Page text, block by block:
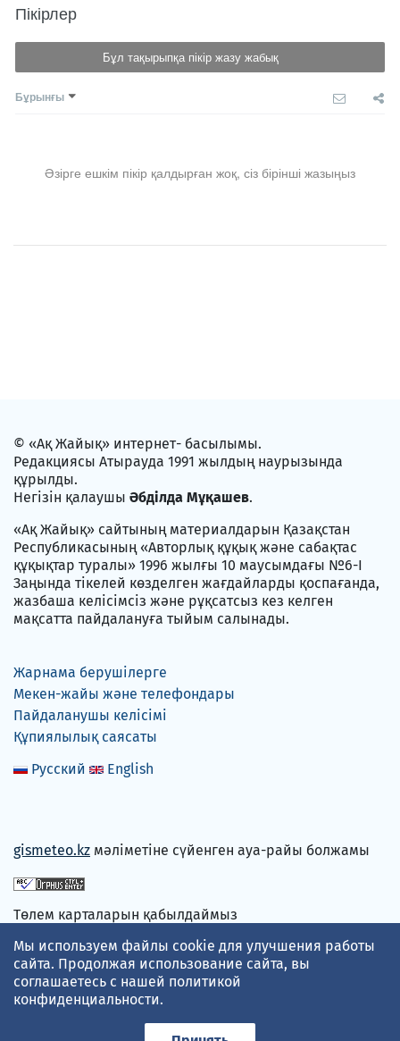
Пікірлер
Бұл тақырыпқа пікір жазу жабық
Бұрынғы
Әзірге ешкім пікір қалдырған жоқ, сіз бірінші жазыңыз
© «Ақ Жайық» интернет- басылымы.
Редакциясы Атырауда 1991 жылдың наурызында
құрылды.
Негізін қалаушы Әбділда Мұқашев.
«Ақ Жайық» сайтының материалдарын Қазақстан
Республикасының «Авторлық құқық және сабақтас
құқықтар туралы» 1996 жылғы 10 маусымдағы №6-I
Заңында тікелей көзделген жағдайларды қоспағанда,
жазбаша келісімсіз және рұқсатсыз кез келген
мақсатта пайдалануға тыйым салынады.
Жарнама берушілерге
Мекен-жайы және телефондары
Пайдаланушы келісімі
Құпиялылық саясаты
Русский
English
gismeteo.kz мәліметіне сүйенген ауа-райы болжамы
Төлем карталарын қабылдаймыз
Мы используем файлы cookie для улучшения работы
сайта. Продолжая использование сайта, вы
соглашаетесь с нашей политикой
конфиденциальности.